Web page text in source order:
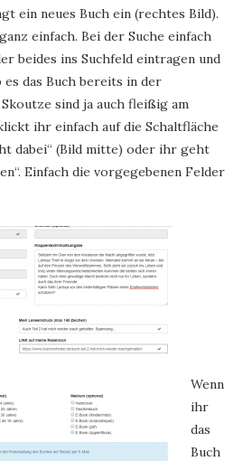
ein neues Buch ein (rechtes Bild).
einfach. Bei der Suche einfach
beides ins Suchfeld eintragen und
das Buch bereits in der
sind ja auch fleißig am
ihr einfach auf die Schaltfläche
dabei“ (Bild mitte) oder ihr geht
Einfach die vorgegebenen Felder
Wenn
ihr
das
Buch